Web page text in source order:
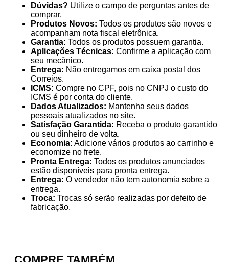
Dúvidas? Utilize o campo de perguntas antes de
comprar.
Produtos Novos: Todos os produtos são novos e
acompanham nota fiscal eletrônica.
Garantia: Todos os produtos possuem garantia.
Aplicações Técnicas: Confirme a aplicação com
seu mecânico.
Entrega: Não entregamos em caixa postal dos
Correios.
ICMS: Compre no CPF, pois no CNPJ o custo do
ICMS é por conta do cliente.
Dados Atualizados: Mantenha seus dados
pessoais atualizados no site.
Satisfação Garantida: Receba o produto garantido
ou seu dinheiro de volta.
Economia: Adicione vários produtos ao carrinho e
economize no frete.
Pronta Entrega: Todos os produtos anunciados
estão disponíveis para pronta entrega.
Entrega: O vendedor não tem autonomia sobre a
entrega.
Troca: Trocas só serão realizadas por defeito de
fabricação.